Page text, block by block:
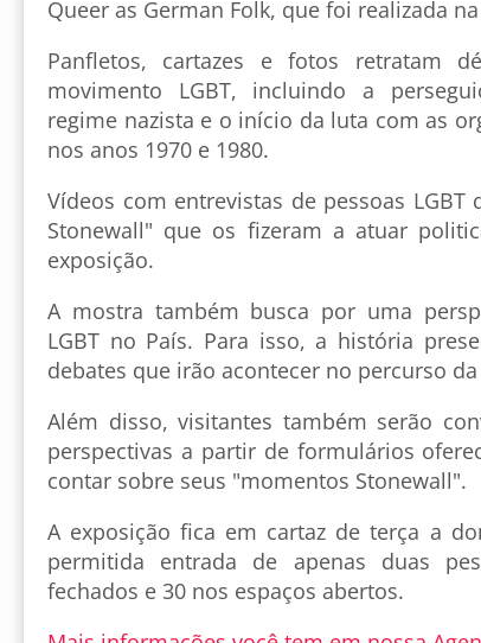
Queer as German Folk, que foi realizada
Panfletos, cartazes e fotos retratam
movimento LGBT, incluindo a
regime nazista e o início da luta com as
nos anos 1970 e 1980.
Vídeos com entrevistas de pessoas
Stonewall" que os fizeram a atuar
exposição.
A mostra também busca por uma
LGBT no País. Para isso, a história
debates que irão acontecer no percurso
Além disso, visitantes também serão
perspectivas a partir de formulários
contar sobre seus "momentos Stonewall".
A exposição fica em cartaz de terça a
permitida entrada de apenas duas
fechados e 30 nos espaços abertos.